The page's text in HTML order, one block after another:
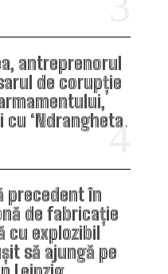
antreprenorul
de corupție
cu ‘Ndrangheta.
precedent în
de fabricație
cu explozibil
să ajungă pe